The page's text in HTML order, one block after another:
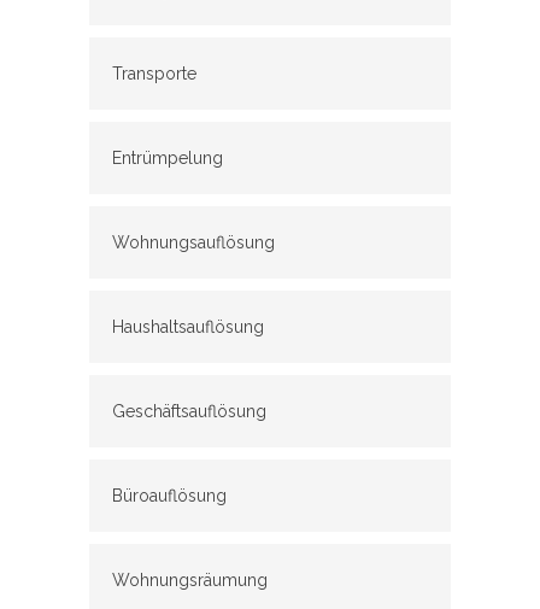
Transporte
Entrümpelung
Wohnungsauflösung
Haushaltsauflösung
Geschäftsauflösung
Büroauflösung
Wohnungsräumung